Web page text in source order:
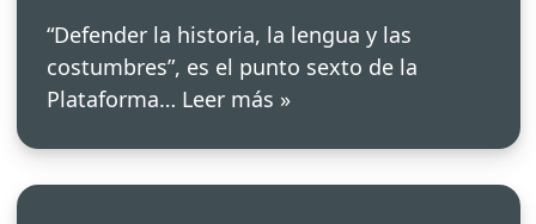
“Defender la historia, la lengua y las
costumbres”, es el punto sexto de la
Plataforma… Leer más »